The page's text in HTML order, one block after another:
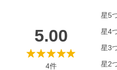
5.00
4件
星5
星4
星3
星2